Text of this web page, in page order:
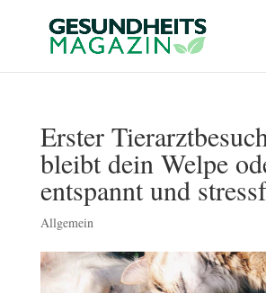
Erster
bleibt dein Welpe
entspannt und
Allgemein